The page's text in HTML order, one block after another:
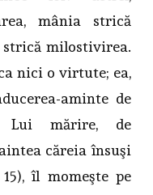
mânia strică
strică milostivirea.
nici o virtute; ea,
aminte de
Lui mărire, de
căreia însuşi
îl momeşte pe